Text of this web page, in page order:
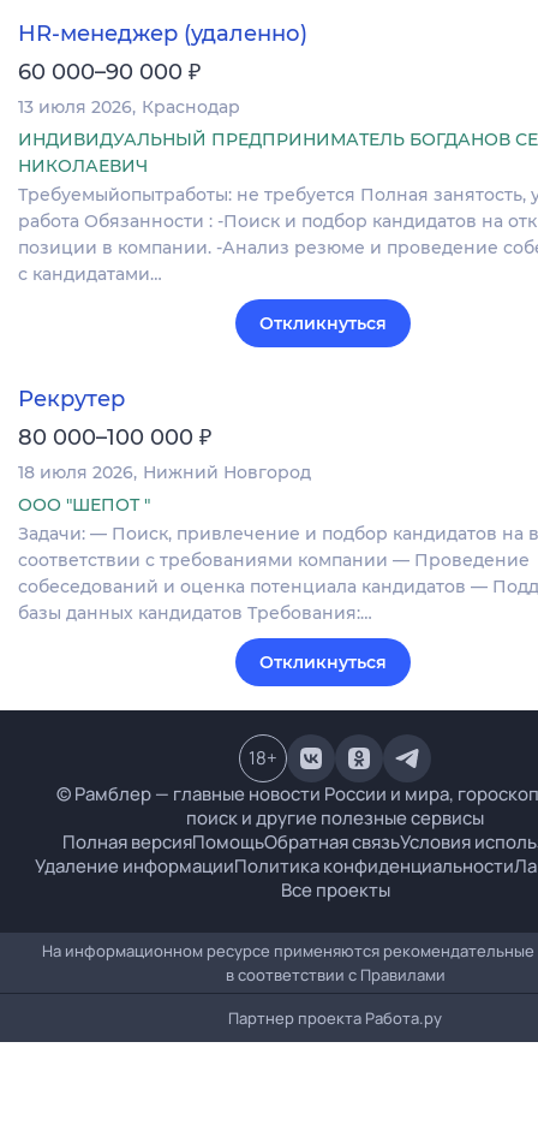
HR-менеджер (удаленно)
60 000–90 000 ₽
13 июля 2026 Краснодар
ИНДИВИДУАЛЬНЫЙ ПРЕДПРИНИМАТЕЛЬ БОГДАНОВ
НИКОЛАЕВИЧ
Требуемыйопытработы: не требуется Полная занятость,
работа Обязанности : -Поиск и подбор кандидатов на
позиции в компании. -Анализ резюме и проведение
с кандидатами…
Откликнуться
Рекрутер
80 000–100 000 ₽
18 июля 2026 Нижний Новгород
ООО "ШЕПОТ "
Задачи: — Поиск, привлечение и подбор кандидатов на
соответствии с требованиями компании — Проведение
собеседований и оценка потенциала кандидатов —
базы данных кандидатов Требования:…
Откликнуться
© Рамблер — главные новости России и мира,
поиск и другие полезные сервисы
Полная версияПомощьОбратная связьУсловия
Удаление информацииПолитика конфиденциальности
Все проекты
18+
На информационном ресурсе применяются рекомендательные
в соответствии с Правилами
Партнер проекта Работа.ру